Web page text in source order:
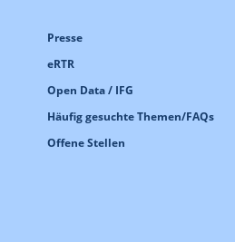
Presse
eRTR
Open Data / IFG
Häufig gesuchte Themen/FAQs
Offene Stellen